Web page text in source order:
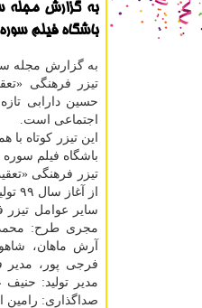
به گزارش مجله
باشگاه فیلم
به گزارش مجله
تیزر فرهنگی
حسین دارابی
اجتماعی است.
این تیزر کوتاه با
باشگاه فیلم
تیزر فرهنگی
از آغاز سال ۹۹ تولید آنرا بر عهده داشته است.
سایر عوامل تیزر
مجری طرح: محمد
آرش ماهان،
فرجی پور، مدیر
مدیر تولید:
صداگذاری: رامین